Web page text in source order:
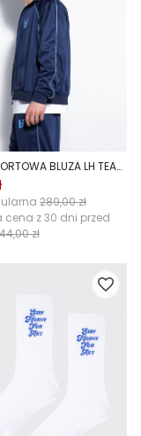
MĘSKA SPORTOWA BLUZA LH TEAM NAVY
289,00 zł
cena z 30 dni przed
zł